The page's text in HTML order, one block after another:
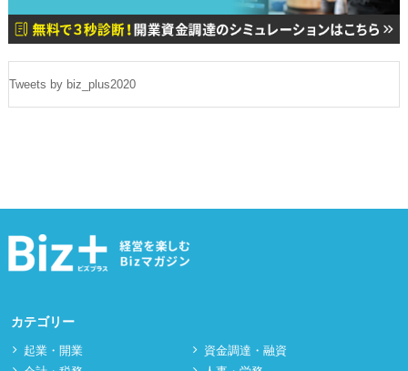
Tweets by biz_plus2020
カテゴリー
起業・開業
資⾦調達・融資